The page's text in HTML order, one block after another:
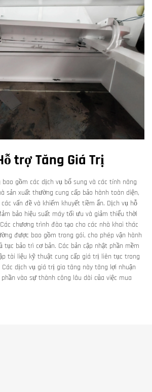
trợ Tăng Giá Trị
gồm các dịch vụ bổ sung và các tính năng
sản xuất thường cung cấp bảo hành toàn diện,
vấn đề và khiếm khuyết tiềm ẩn. Dịch vụ hỗ
bảo hiệu suất máy tối ưu và giảm thiểu thời
chương trình đào tạo cho các nhà khai thác
được bao gồm trong gói, cho phép vận hành
tục bảo trì cơ bản. Các bản cập nhật phần mềm
tài liệu kỹ thuật cung cấp giá trị liên tục trong
dịch vụ giá trị gia tăng này tăng lợi nhuận
vào sự thành công lâu dài của việc mua